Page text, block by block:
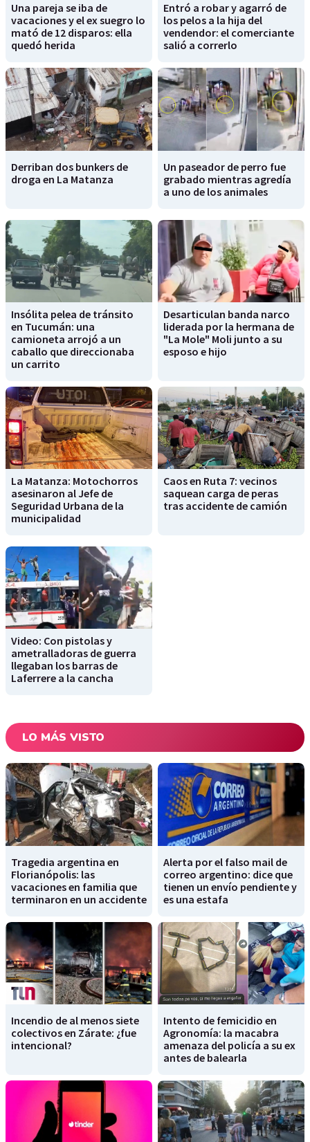
Una pareja se iba de
vacaciones y el ex suegro lo
mató de 12 disparos: ella
quedó herida
Entró a robar y agarró de
los pelos a la hija del
vendendor: el comerciante
salió a correrlo
Derriban dos bunkers de
droga en La Matanza
Un paseador de perro fue
grabado mientras agredía
a uno de los animales
Insólita pelea de tránsito
en Tucumán: una
camioneta arrojó a un
caballo que direccionaba
un carrito
Desarticulan banda narco
liderada por la hermana de
"La Mole" Moli junto a su
esposo e hijo
La Matanza: Motochorros
asesinaron al Jefe de
Seguridad Urbana de la
municipalidad
Caos en Ruta 7: vecinos
saquean carga de peras
tras accidente de camión
Video: Con pistolas y
ametralladoras de guerra
llegaban los barras de
Laferrere a la cancha
LO MÁS VISTO
Tragedia argentina en
Florianópolis: las
vacaciones en familia que
terminaron en un accidente
Alerta por el falso mail de
correo argentino: dice que
tienen un envío pendiente y
es una estafa
Incendio de al menos siete
colectivos en Zárate: ¿fue
intencional?
Intento de femicidio en
Agronomía: la macabra
amenaza del policía a su ex
antes de balearla